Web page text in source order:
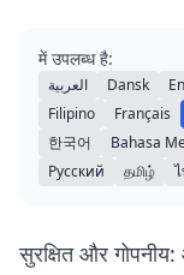
में उपलब्ध है:
العربية Dansk
Filipino
Français
한국어
Bahasa
Русский
தமிழ்
सुरक्षित और